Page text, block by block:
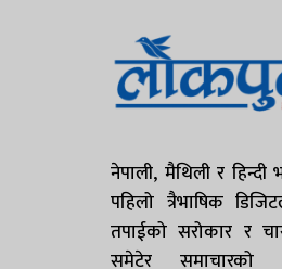
नेपाली, मैथिली र
पहिलो त्रैभाषिक
तपाईको सरोकार र
समेटेर समाचारको